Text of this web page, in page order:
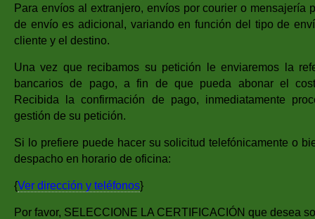
Para envíos al extranjero, envíos por courier o mensajería
de envío es adicional, variando en función del tipo de
cliente y el destino.
Una vez que recibamos su petición le enviaremos la
bancarios de pago, a fin de que pueda abonar el
Recibida la confirmación de pago, inmediatamente
gestión de su petición.
Si lo prefiere puede hacer su solicitud telefónicamente o
despacho en horario de oficina:
{Ver dirección y teléfonos}
Por favor, SELECCIONE LA CERTIFICACIÓN que desea